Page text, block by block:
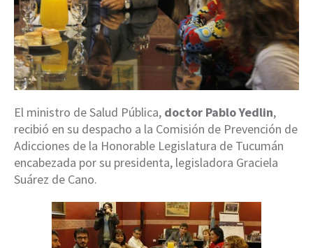
El ministro de Salud Pública, doctor Pablo Yedlin,
recibió en su despacho a la Comisión de Prevención de
Adicciones de la Honorable Legislatura de Tucumán
encabezada por su presidenta, legisladora Graciela
Suárez de Cano.